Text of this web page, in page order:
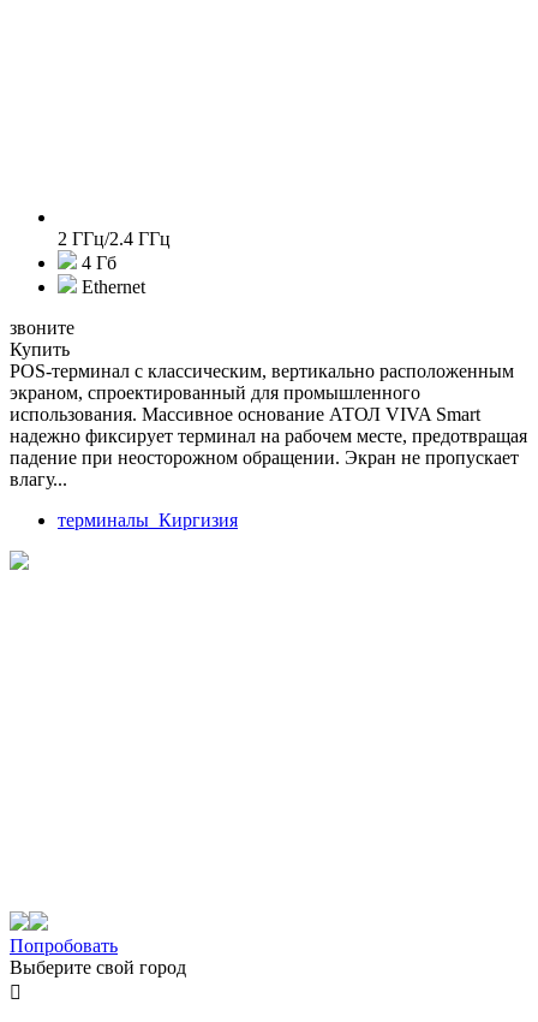
2 ГГц/2.4 ГГц
4 Гб
Ethernet
звоните
Купить
POS-терминал с классическим, вертикально расположенным
экраном, спроектированный для промышленного
использования. Массивное основание АТОЛ VIVA Smart
надежно фиксирует терминал на рабочем месте, предотвращая
падение при неосторожном обращении. Экран не пропускает
влагу...
терминалы_Киргизия
Попробовать
Выберите свой город
